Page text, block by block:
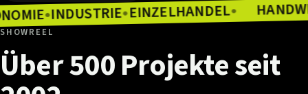
●INDUSTRIE●EINZELHANDEL●
SHOWREEL
Über500Projekteseit